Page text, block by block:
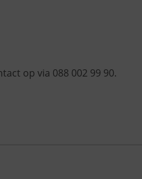
op via 088 002 99 90.